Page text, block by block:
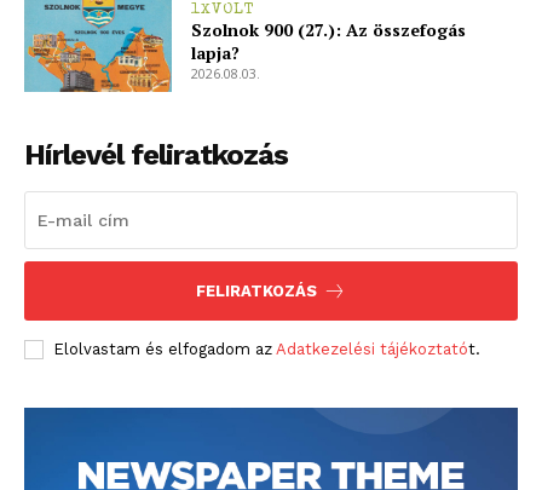
1XVOLT
Szolnok 900 (27.): Az összefogás
lapja?
2026.08.03.
Hírlevél feliratkozás
FELIRATKOZÁS
Elolvastam és elfogadom az Adatkezelési tájékoztatót.